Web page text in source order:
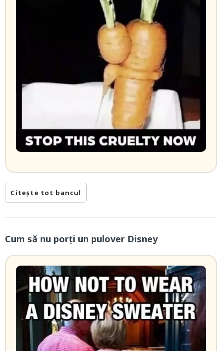
Citește tot bancul
Cum să nu porți un pulover Disney